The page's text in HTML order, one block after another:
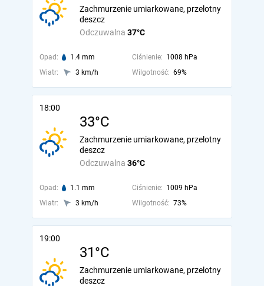
Odczuwalna 37°C
Zachmurzenie umiarkowane, przelotny
deszcz
Opad: 1.4 mm Ciśnienie: 1008 hPa
Wiatr:
3 km/h Wilgotność: 69%
18:00
33°C
Odczuwalna 36°C
Zachmurzenie umiarkowane, przelotny
deszcz
Opad: 1.1 mm Ciśnienie: 1009 hPa
Wiatr:
3 km/h Wilgotność: 73%
19:00
31°C
Zachmurzenie umiarkowane, przelotny
deszcz